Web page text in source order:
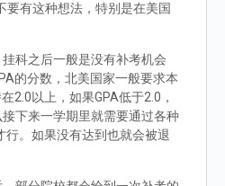
要有这种想法，特别是在美国
科之后一般是没有补考机会
的分数，北美国家一般要求本
2.0以上，如果GPA低于2.0，
下来一学期里就需要通过各种
行。如果没有达到也就会被退